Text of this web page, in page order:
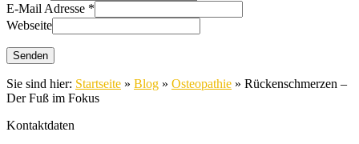
E-Mail Adresse *
Webseite
Sie sind hier: Startseite » Blog » Osteopathie » Rückenschmerzen –
Der Fuß im Fokus
Kontaktdaten